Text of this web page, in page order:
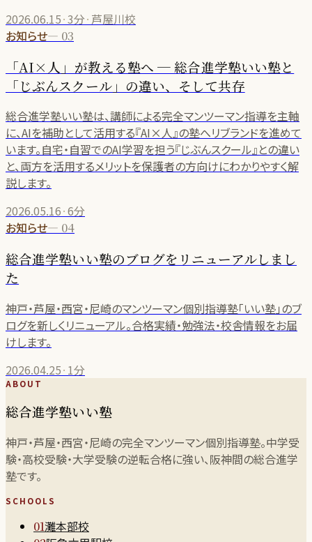
2026.06.15·3分· 芦屋川校
お知らせ— 03
「AI×人」が教える塾へ ─ 総合進学塾いい塾と
「じぶんスクール」の違い、そして共存
総合進学塾いい塾は、講師による完全マンツーマン指導を主軸
に、AIを補助として活用する『AI×人』の塾へリブランドを進めて
います。自宅・自習でのAI学習を担う『じぶんスクール』との違い
と、両方を活用するメリットを保護者の方向けにわかりやすく解
説します。
2026.05.16·6分
お知らせ— 04
総合進学塾いい塾のブログをリニューアルしまし
た
神戸・芦屋・西宮・尼崎のマンツーマン個別指導塾「いい塾」のブ
ログを新しくリニューアル。合格実績・勉強法・校舎情報をお届
けします。
2026.04.25· 1分
ABOUT
総合進学塾いい塾
神戸・芦屋・西宮・尼崎の完全マンツーマン個別指導塾。中学受
験・高校受験・大学受験の逆転合格に強い、阪神間の総合進学
塾です。
SCHOOLS
01灘本部校